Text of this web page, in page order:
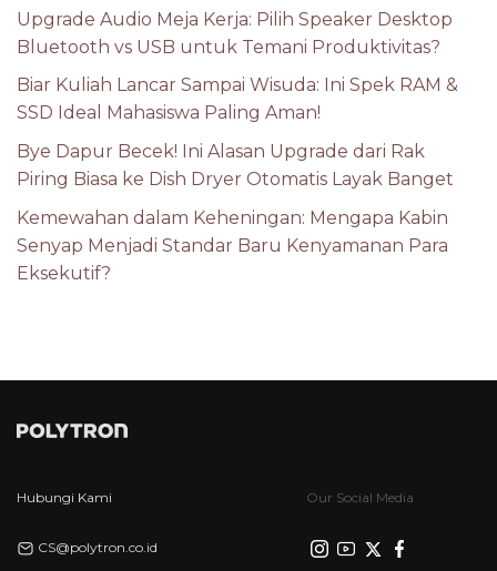
Upgrade Audio Meja Kerja: Pilih Speaker Desktop
Bluetooth vs USB untuk Temani Produktivitas?
Biar Kuliah Lancar Sampai Wisuda: Ini Spek RAM &
SSD Ideal Mahasiswa Paling Aman!
Bye Dapur Becek! Ini Alasan Upgrade dari Rak
Piring Biasa ke Dish Dryer Otomatis Layak Banget
Kemewahan dalam Keheningan: Mengapa Kabin
Senyap Menjadi Standar Baru Kenyamanan Para
Eksekutif?
Hubungi Kami
CS@polytron.co.id
Our Social Media